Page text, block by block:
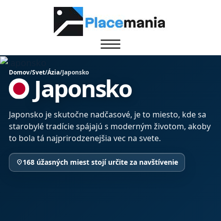
Domov/Svet/Ázia/Japonsko
Japonsko
Japonsko je skutočne nadčasové, je to miesto, kde sa
starobylé tradície spájajú s moderným životom, akoby
to bola tá najprirodzenejšia vec na svete.
location_on168 úžasných miest stojí určite za navštívenie